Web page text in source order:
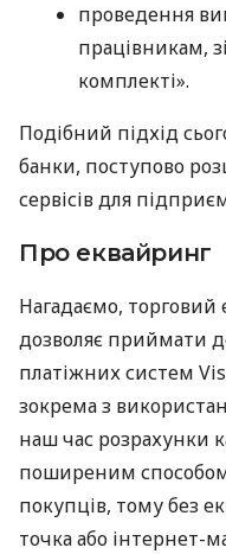
проведення
працівникам,
комплекті».
Подібний підхід
банки, поступово
сервісів для
Про еквайринг
Нагадаємо,
дозволяє приймати
платіжних систем
зокрема з
наш час розрахунки
поширеним
покупців, тому без
точка або інтернет-